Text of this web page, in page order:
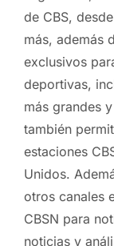
de CBS,
más, además
exclusivos
deportivas,
más grandes
también
estaciones
Unidos.
otros canales
CBSN para
noticias y